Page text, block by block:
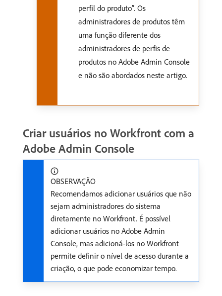
perfil do produto”. Os
administradores de produtos têm
uma função diferente dos
administradores de perfis de
produtos no Adobe Admin Console
e não são abordados neste artigo.
Criar usuários no Workfront com a
Adobe Admin Console
OBSERVAÇÃO
Recomendamos adicionar usuários que não
sejam administradores do sistema
diretamente no Workfront. É possível
adicionar usuários no Adobe Admin
Console, mas adicioná-los no Workfront
permite definir o nível de acesso durante a
criação, o que pode economizar tempo.